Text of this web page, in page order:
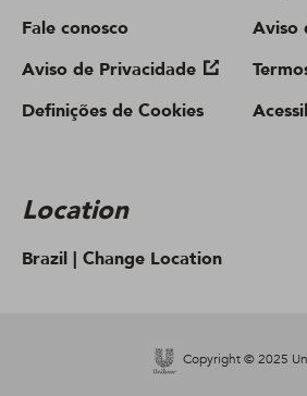
Fale conosco
Aviso de Privacidade
Definições de Cookies
Aviso
Location
Brazil | Change Location
Copyright © 2025